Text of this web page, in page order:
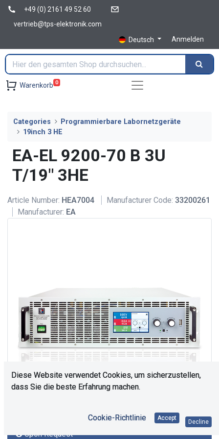
+49 (0) 2161 49 52 60
vertrieb@tps-elektronik.com
Deutsch
Anmelden
Warenkorb 0
Categories
Programmierbare Labornetzgeräte
19inch 3 HE
EA-EL 9200-70 B 3U
T/19" 3HE
Article Number: HEA7004 Manufacturer Code: 33200261
Manufacturer: EA
Upon Request
Diese Website verwendet Cookies, um sicherzustellen,
dass Sie die beste Erfahrung machen.
Cookie-Richtlinie Accept
Decline